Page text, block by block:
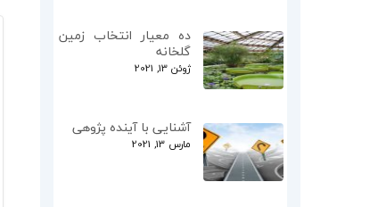
ده معیار انتخاب زمین
گلخانه
ژوئن 13, 2021
آشنایی با آینده پژوهی
مارس 13, 2021